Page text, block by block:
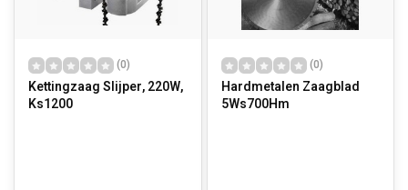
(0)
Kettingzaag Slijper, 220W,
Ks1200
(0)
Hardmetalen Zaagblad
5Ws700Hm